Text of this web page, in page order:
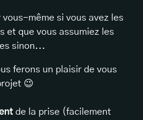
même si vous avez les
et que vous assumiez les
sinon...
ferons un plaisir de vous
😉
de la prise (facilement